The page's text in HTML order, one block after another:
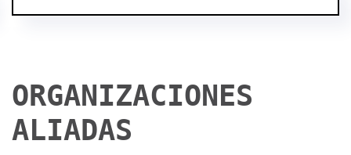
ORGANIZACIONES
ALIADAS